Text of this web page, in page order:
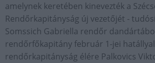
amelynek keretében kinevezték a
Rendőrkapitányság új vezetőjét -
Somssich Gabriella rendőr
rendőrfőkapitány február 1-jei
rendőrkapitányság élére Palkovics